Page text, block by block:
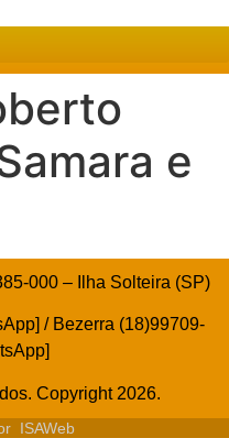
e
000 – Ilha Solteira (SP)
/ Bezerra (18)99709-
Copyright 2026.
ISAWeb